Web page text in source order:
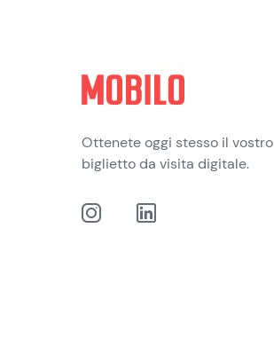
Ottenete oggi stesso il vostro
biglietto da visita digitale.